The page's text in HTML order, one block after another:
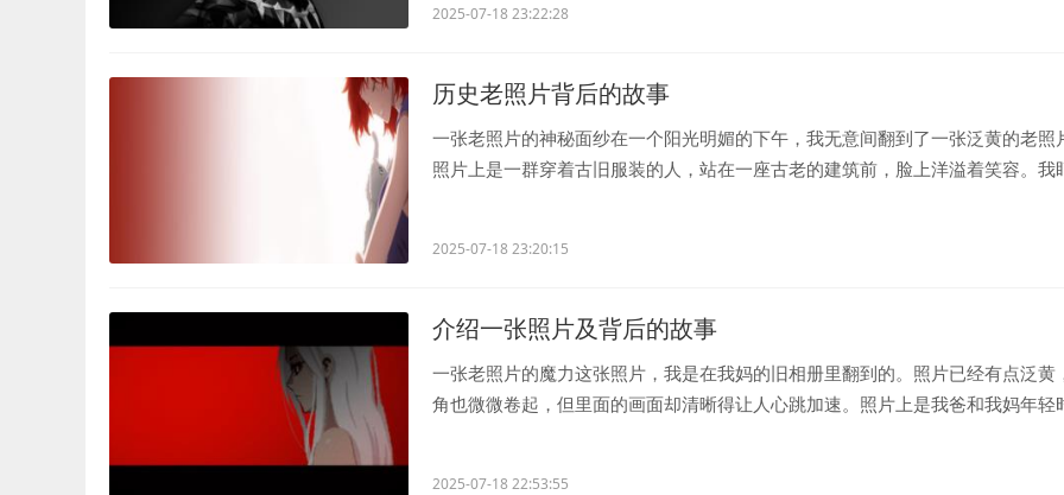
2025-07-18 23:22:28
历史老照片背后的故事
一张老照片的神秘面纱在一个阳光明媚的下午，我无意间翻到了一张泛黄的老照
照片上是一群穿着古旧服装的人，站在一座古老的建筑前，脸上洋溢着笑容。我
2025-07-18 23:20:15
介绍一张照片及背后的故事
一张老照片的魔力这张照片，我是在我妈的旧相册里翻到的。照片已经有点泛黄
角也微微卷起，但里面的画面却清晰得让人心跳加速。照片上是我爸和我妈年轻
2025-07-18 22:53:55